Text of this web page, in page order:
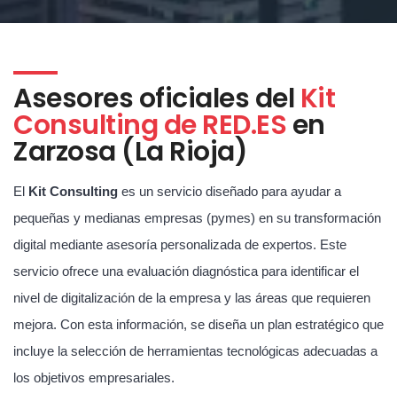
Asesores oficiales del Kit
Consulting de RED.ESen
Zarzosa (La Rioja)
El Kit Consulting es un servicio diseñado para ayudar a
pequeñas y medianas empresas (pymes) en su transformación
digital mediante asesoría personalizada de expertos. Este
servicio ofrece una evaluación diagnóstica para identificar el
nivel de digitalización de la empresa y las áreas que requieren
mejora. Con esta información, se diseña un plan estratégico que
incluye la selección de herramientas tecnológicas adecuadas a
los objetivos empresariales.